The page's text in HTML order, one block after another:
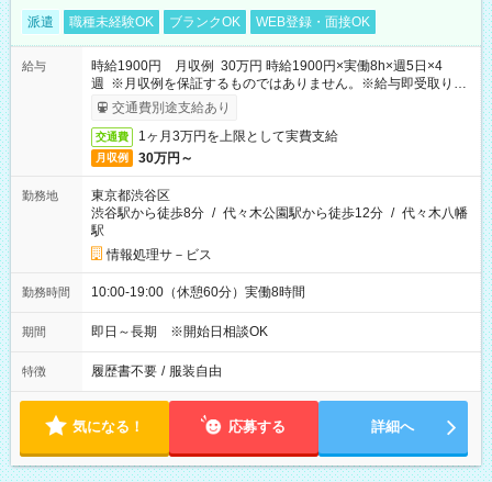
派遣 職種未経験OK ブランクOK WEB登録・面接OK
給与
時給1900円 月収例 30万円 時給1900円×実働8h×週5日×4
週 ※月収例を保証するものではありません。※給与即受取りサ
ービス利用可（利用条件有）
交通費別途支給あり
交通費 1ヶ月3万円を上限として実費支給
月収例 30万円～
勤務地
東京都渋谷区
渋谷駅から徒歩8分 / 代々木公園駅から徒歩12分 / 代々木八幡
駅
情報処理サ－ビス
勤務時間 10:00-19:00（休憩60分）実働8時間
期間 即日～長期 ※開始日相談OK
特徴 履歴書不要 / 服装自由
気になる！ 応募する 詳細へ